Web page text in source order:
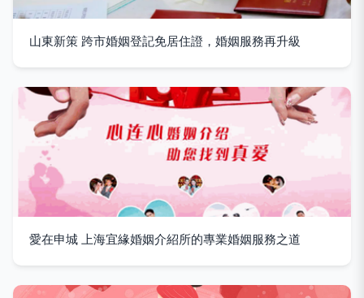
山東新策 跨市婚姻登記免居住證，婚姻服務再升級
愛在申城 上海宜緣婚姻介紹所的專業婚姻服務之道